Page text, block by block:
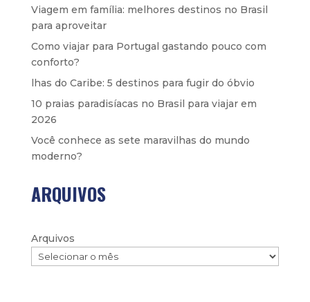
Viagem em família: melhores destinos no Brasil
para aproveitar
Como viajar para Portugal gastando pouco com
conforto?
lhas do Caribe: 5 destinos para fugir do óbvio
10 praias paradisíacas no Brasil para viajar em
2026
Você conhece as sete maravilhas do mundo
moderno?
ARQUIVOS
Arquivos